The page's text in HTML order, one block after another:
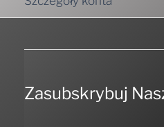
Zasubskrybuj